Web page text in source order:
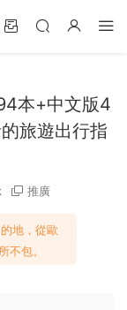
本+中文版4
旅遊出行指
推廣
地，從歐
不包。